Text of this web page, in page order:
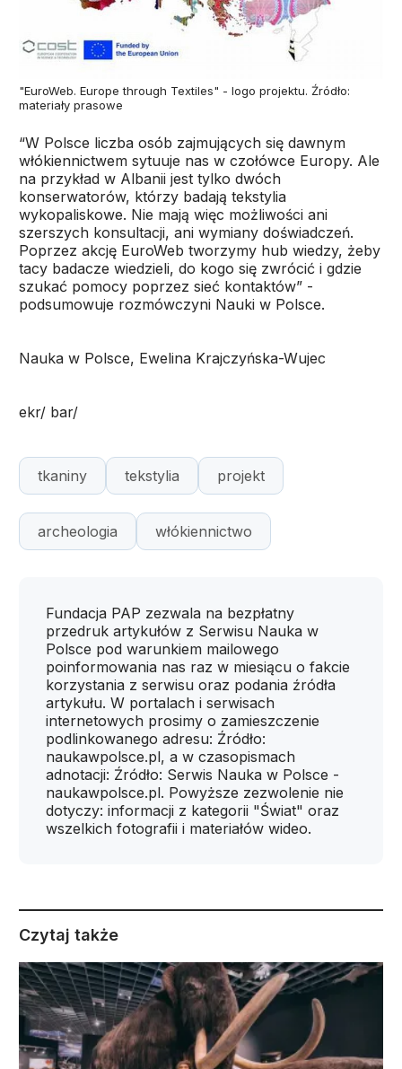
"EuroWeb. Europe through Textiles" - logo projektu. Źródło:
materiały prasowe
“W Polsce liczba osób zajmujących się dawnym
włókiennictwem sytuuje nas w czołówce Europy. Ale
na przykład w Albanii jest tylko dwóch
konserwatorów, którzy badają tekstylia
wykopaliskowe. Nie mają więc możliwości ani
szerszych konsultacji, ani wymiany doświadczeń.
Poprzez akcję EuroWeb tworzymy hub wiedzy, żeby
tacy badacze wiedzieli, do kogo się zwrócić i gdzie
szukać pomocy poprzez sieć kontaktów” -
podsumowuje rozmówczyni Nauki w Polsce.
Nauka w Polsce, Ewelina Krajczyńska-Wujec
ekr/ bar/
tkaniny tekstylia projekt
archeologia włókiennictwo
Fundacja PAP zezwala na bezpłatny
przedruk artykułów z Serwisu Nauka w
Polsce pod warunkiem mailowego
poinformowania nas raz w miesiącu o fakcie
korzystania z serwisu oraz podania źródła
artykułu. W portalach i serwisach
internetowych prosimy o zamieszczenie
podlinkowanego adresu: Źródło:
naukawpolsce.pl, a w czasopismach
adnotacji: Źródło: Serwis Nauka w Polsce -
naukawpolsce.pl. Powyższe zezwolenie nie
dotyczy: informacji z kategorii "Świat" oraz
wszelkich fotografii i materiałów wideo.
Czytaj także